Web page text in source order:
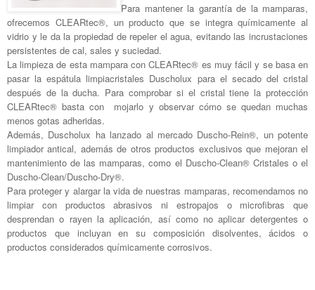
Para mantener la garantía de la mamparas,
ofrecemos CLEARtec®, un producto que se integra químicamente al
vidrio y le da la propiedad de repeler el agua, evitando las incrustaciones
persistentes de cal, sales y suciedad.
La limpieza de esta mampara con CLEARtec® es muy fácil y se basa en
pasar la espátula limpiacristales Duscholux para el secado del cristal
después de la ducha. Para comprobar si el cristal tiene la protección
CLEARtec® basta con mojarlo y observar cómo se quedan muchas
menos gotas adheridas.
Además, Duscholux ha lanzado al mercado Duscho-Rein®, un potente
limpiador antical, además de otros productos exclusivos que mejoran el
mantenimiento de las mamparas, como el Duscho-Clean® Cristales o el
Duscho-Clean/Duscho-Dry®.
Para proteger y alargar la vida de nuestras mamparas, recomendamos no
limpiar con productos abrasivos ni estropajos o microfibras que
desprendan o rayen la aplicación, así como no aplicar detergentes o
productos que incluyan en su composición disolventes, ácidos o
productos considerados químicamente corrosivos.